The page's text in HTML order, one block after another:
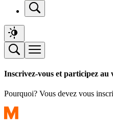
Inscrivez-vous et participez au
Pourquoi? Vous devez vous